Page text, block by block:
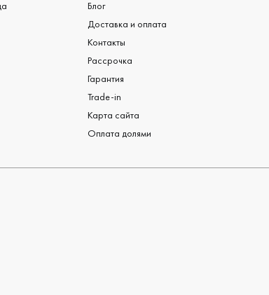
Блог
Доставка и оплата
Контакты
Рассрочка
Гарантия
Trade-in
Карта сайта
Оплата долями